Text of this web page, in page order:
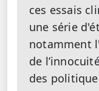
ces essais
une série
notamment
de
des